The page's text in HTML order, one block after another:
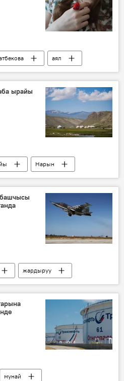
аял
адам
ырайы
Нарын
жардыруу
мунай